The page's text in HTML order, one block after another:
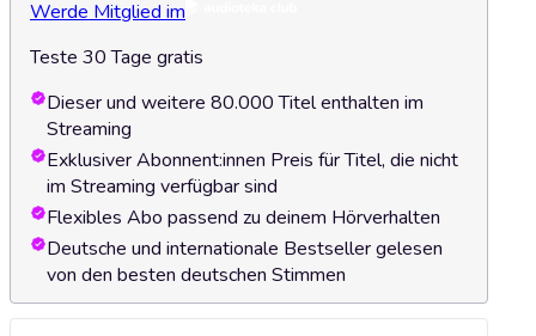
Werde Mitglied im
Teste 30 Tage gratis
Dieser und weitere 80.000 Titel enthalten im
Streaming
Exklusiver Abonnent:innen Preis für Titel, die nicht
im Streaming verfügbar sind
Flexibles Abo passend zu deinem Hörverhalten
Deutsche und internationale Bestseller gelesen
von den besten deutschen Stimmen